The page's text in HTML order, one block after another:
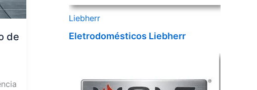
de
Liebherr
Eletrodomésticos Liebherr